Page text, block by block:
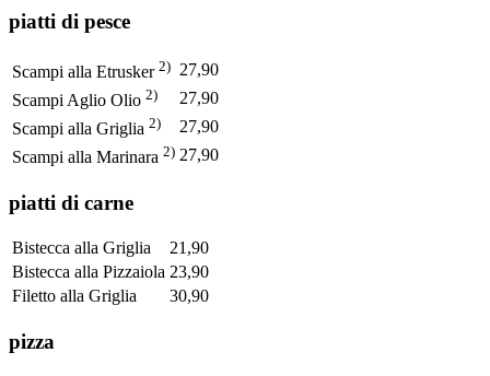
piatti di pesce
Scampi alla Etrusker 2) 27,90
Scampi Aglio Olio 2)
27,90
Scampi alla Griglia 2)
27,90
Scampi alla Marinara 2) 27,90
piatti di carne
Bistecca alla Griglia
21,90
Bistecca alla Pizzaiola 23,90
Filetto alla Griglia
30,90
pizza